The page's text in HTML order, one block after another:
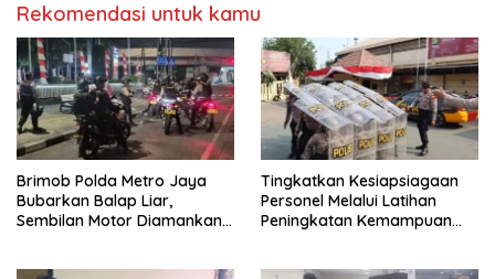
Rekomendasi untuk kamu
Brimob Polda Metro Jaya
Bubarkan Balap Liar,
Sembilan Motor Diamankan
Tingkatkan Kesiapsiagaan
Personel Melalui Latihan
Peningkatan Kemampuan